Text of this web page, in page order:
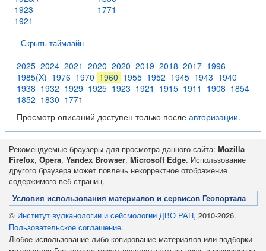
1923
1921
1771
– Скрыть таймлайн
2025 2024 2021 2020 2020 2019 2018 2017 1996
1985(X) 1976 1970 1960 1955 1952 1945 1943 1940
1938 1932 1929 1925 1923 1921 1915 1911 1908 1854
1852 1830 1771
Просмотр описаний доступен только после авторизации.
Рекомендуемые браузеры для просмотра данного сайта: Mozilla
Firefox, Opera, Yandex Browser, Microsoft Edge. Использование
другого браузера может повлечь некорректное отображение
содержимого веб-страниц.
Условия использования материалов и сервисов Геопортала
© Институт вулканологии и сейсмологии ДВО РАН, 2010-2026.
Пользовательское соглашение.
Любое использование либо копирование материалов или подборки